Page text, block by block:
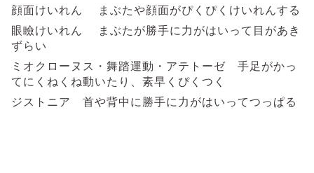
顔面けいれん まぶたや顔面がぴくぴくけいれんする
眼瞼けいれん まぶたが勝手に力がはいって目があき
ずらい
ミオクローヌス・舞踏運動・アテトーゼ 手足がかっ
てにくねくね動いたり、素早くぴくつく
ジストニア 首や背中に勝手に力がはいってつっぱる